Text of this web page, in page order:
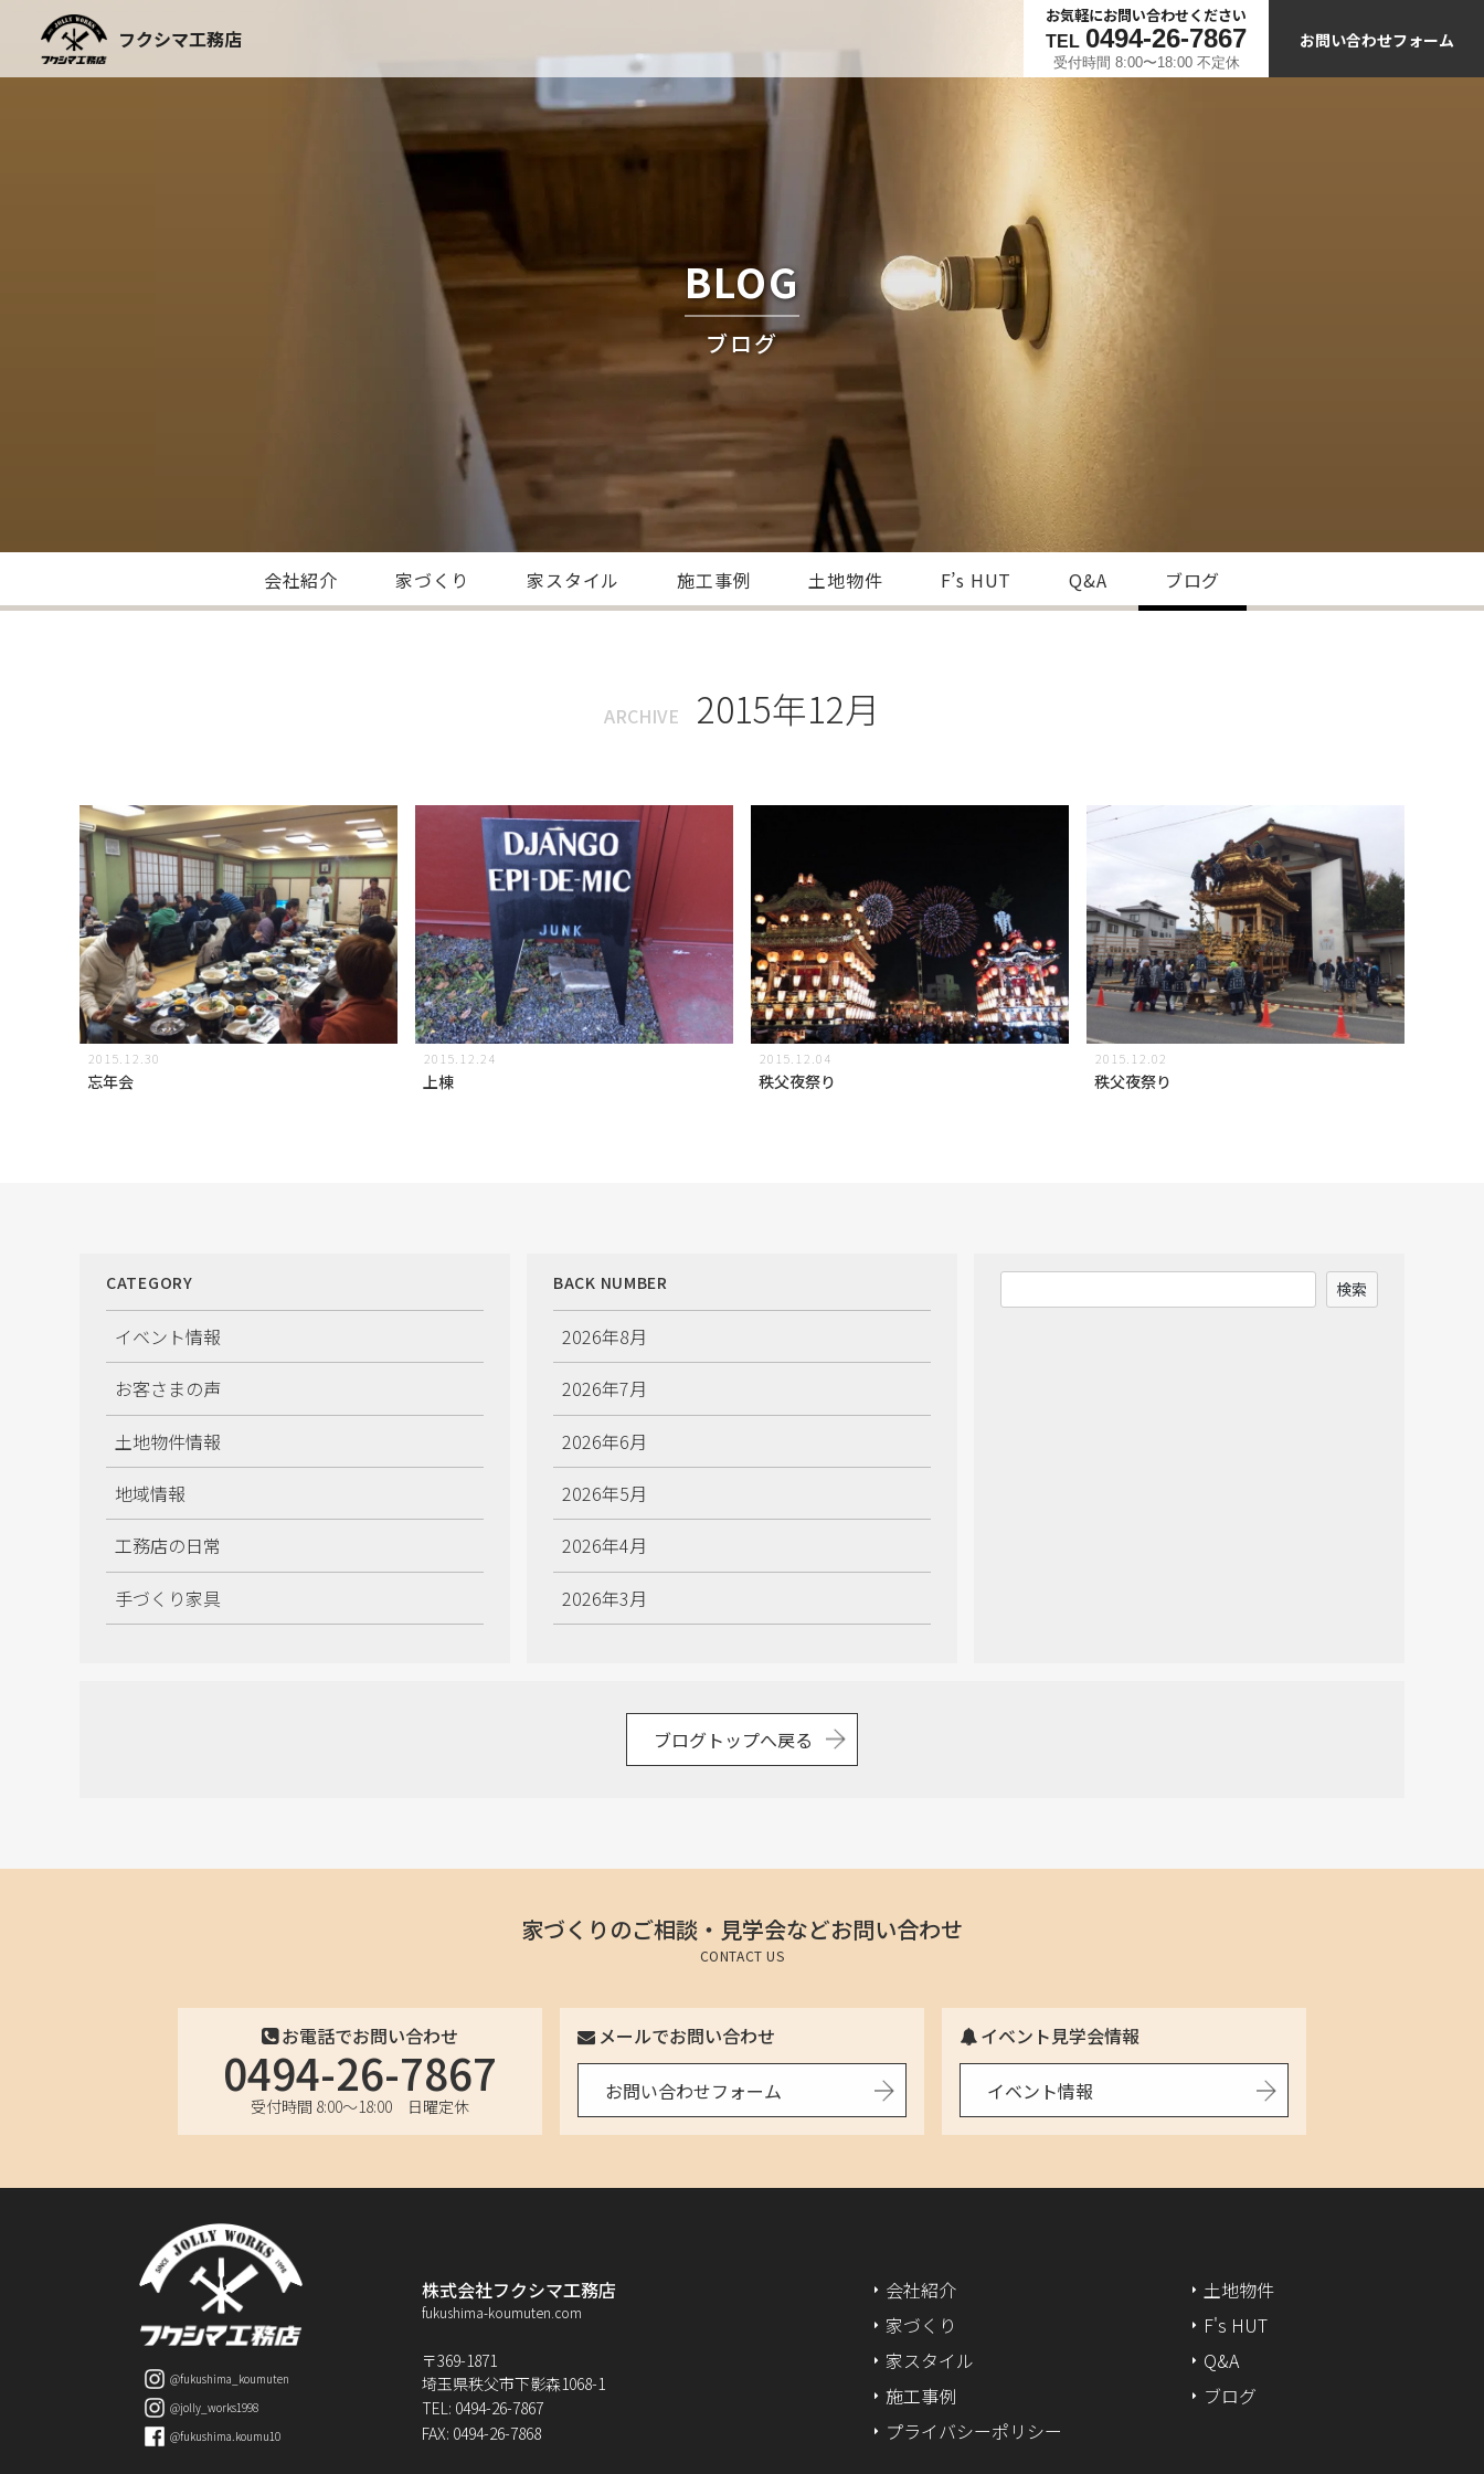
content
フクシマ工務店
お気軽にお問い合わせください
TEL 0494-26-7867
受付時間 8:00〜18:00 不定休
お問い合わせフォーム
BLOG
ブログ
会社紹介 家づくり 家スタイル 施工事例 土地物件 F’s HUT Q&A ブログ
ARCHIVE 2015年12月
2015.12.30
忘年会
2015.12.24
上棟
2015.12.04
秩父夜祭り
2015.12.02
秩父夜祭り
CATEGORY
イベント情報
お客さまの声
土地物件情報
地域情報
工務店の日常
手づくり家具
BACK NUMBER
2026年8月
2026年7月
2026年6月
2026年5月
2026年4月
2026年3月
2025年7月
2025年6月
2025年5月
2025年2月
2024年12月
索
検索
ブログトップへ戻る
家づくりのご相談・見学会などお問い合わせ
CONTACT US
お電話でお問い合わせ
0494-26-7867
受付時間 8:00〜18:00 日曜定休
メールでお問い合わせ
お問い合わせフォーム
イベント見学会情報
イベント情報
会社紹介
家づくり
家スタイル
施工事例
プライバシーポリシー
土地物件
F's HUT
Q&A
ブログ
@fukushima_koumuten
@jolly_works1998
@fukushima.koumu10
株式会社フクシマ工務店
fukushima-koumuten.com
〒369-1871
埼玉県秩父市下影森1068-1
TEL: 0494-26-7867
FAX: 0494-26-7868